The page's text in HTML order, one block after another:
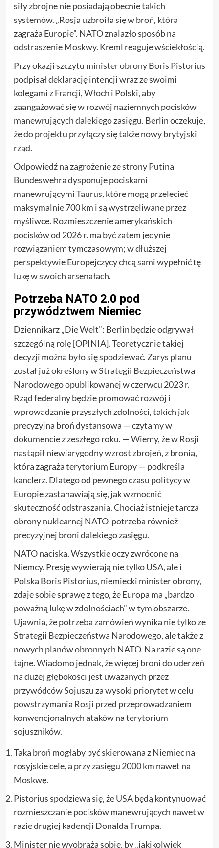
siły zbrojne nie posiadają obecnie takich
systemów. „Rosja uzbroiła się w broń, która
zagraża Europie”. NATO znalazło sposób na
odstraszenie Moskwy. Kreml reaguje wściekłością.
Przy okazji szczytu minister obrony Boris Pistorius
podpisał deklarację intencji wraz ze swoimi
kolegami z Francji, Włoch i Polski, aby
zaangażować się w rozwój naziemnych pocisków
manewrujących dalekiego zasięgu. Berlin oczekuje,
że do projektu przyłączy się także nowy brytyjski
rząd.
Odpowiedź na zagrożenie ze strony Putina
Bundeswehra dysponuje pociskami
manewrującymi Taurus, które mogą przelecieć
maksymalnie 700 km i są wystrzeliwane przez
myśliwce. Rozmieszczenie amerykańskich
pocisków od 2026 r. ma być zatem jedynie
rozwiązaniem tymczasowym; w dłuższej
perspektywie Europejczycy chcą sami wypełnić tę
lukę w swoich arsenałach.
Potrzeba NATO 2.0 pod
przywództwem Niemiec
Dziennikarz „Die Welt”: Berlin będzie odgrywał
szczególną rolę [OPINIA]. Teoretycznie takiej
decyzji można było się spodziewać. Zarys planu
został już określony w Strategii Bezpieczeństwa
Narodowego opublikowanej w czerwcu 2023 r.
Rząd federalny będzie promować rozwój i
wprowadzanie przyszłych zdolności, takich jak
precyzyjna broń dystansowa — czytamy w
dokumencie z zeszłego roku. — Wiemy, że w Rosji
nastąpił niewiarygodny wzrost zbrojeń, z bronią,
która zagraża terytorium Europy — podkreśla
kanclerz. Dlatego od pewnego czasu politycy w
Europie zastanawiają się, jak wzmocnić
skuteczność odstraszania. Chociaż istnieje tarcza
obrony nuklearnej NATO, potrzeba również
precyzyjnej broni dalekiego zasięgu.
NATO naciska. Wszystkie oczy zwrócone na
Niemcy. Presję wywierają nie tylko USA, ale i
Polska Boris Pistorius, niemiecki minister obrony,
zdaje sobie sprawę z tego, że Europa ma „bardzo
poważną lukę w zdolnościach” w tym obszarze.
Ujawnia, że potrzeba zamówień wynika nie tylko ze
Strategii Bezpieczeństwa Narodowego, ale także z
nowych planów obronnych NATO. Na razie są one
tajne. Wiadomo jednak, że więcej broni do uderzeń
na dużej głębokości jest uważanych przez
przywódców Sojuszu za wysoki priorytet w celu
powstrzymania Rosji przed przeprowadzaniem
konwencjonalnych ataków na terytorium
sojuszników.
Taka broń mogłaby być skierowana z Niemiec na
rosyjskie cele, a przy zasięgu 2000 km nawet na
Moskwę.
Pistorius spodziewa się, że USA będą kontynuować
rozmieszczanie pocisków manewrujących nawet w
razie drugiej kadencji Donalda Trumpa.
Minister nie wyobraża sobie, by „jakikolwiek